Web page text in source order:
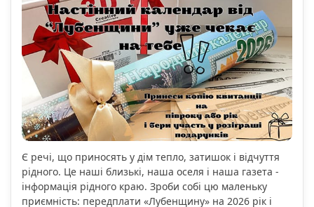
Є речі, що приносять у дім тепло, затишок і відчуття
рідного. Це наші близькі, наша оселя і наша газета -
інформація рідного краю. Зроби собі цю маленьку
приємність: передплати «Лубенщину» на 2026 рік і